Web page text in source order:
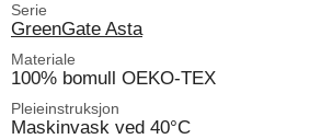
Serie
GreenGate Asta
Materiale
100% bomull OEKO-TEX
Pleieinstruksjon
Maskinvask ved 40°C